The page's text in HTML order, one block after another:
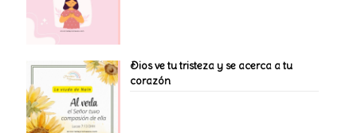
Dios ve tu tristeza y se acerca a tu
corazón